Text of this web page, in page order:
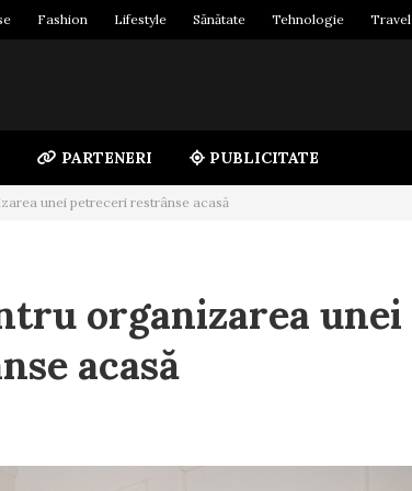
Fashion Lifestyle Sănătate Tehnologie Travel
PARTENERI PUBLICITATE
unei petreceri restrânse acasă
organizarea unei
acasă